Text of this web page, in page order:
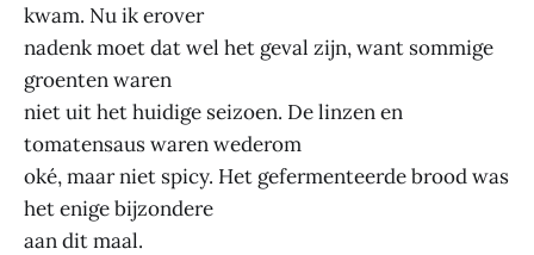
kwam. Nu ik erover
nadenk moet dat wel het geval zijn, want sommige
groenten waren
niet uit het huidige seizoen. De linzen en
tomatensaus waren wederom
oké, maar niet spicy. Het gefermenteerde brood was
het enige bijzondere
aan dit maal.